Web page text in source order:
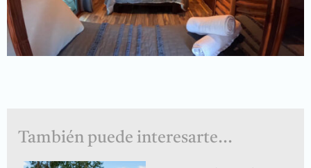
También puede interesarte...